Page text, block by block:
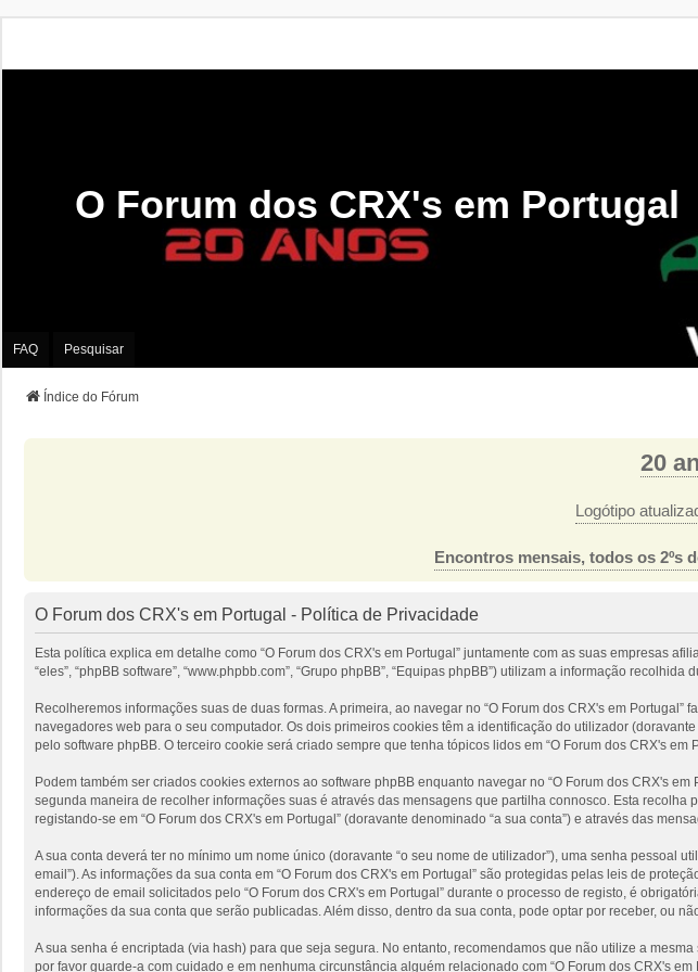
O Forum dos CRX's em Portugal
FAQ Pesquisar
Índice do Fórum
20
Logótipo
Encontros mensais, todos os 2ºs
O Forum dos CRX's em Portugal - Política de Privacidade
Esta política explica em detalhe como “O Forum dos CRX's em Portugal” juntamente com as suas empresas
“eles”, “phpBB software”, “www.phpbb.com”, “Grupo phpBB”, “Equipas phpBB”) utilizam a informação
Recolheremos informações suas de duas formas. A primeira, ao navegar no “O Forum dos CRX's em
navegadores web para o seu computador. Os dois primeiros cookies têm a identificação do utilizador
pelo software phpBB. O terceiro cookie será criado sempre que tenha tópicos lidos em “O Forum dos CRX's
Podem também ser criados cookies externos ao software phpBB enquanto navegar no “O Forum dos CRX's
segunda maneira de recolher informações suas é através das mensagens que partilha connosco. Esta
registando-se em “O Forum dos CRX's em Portugal” (doravante denominado “a sua conta”) e através das
A sua conta deverá ter no mínimo um nome único (doravante “o seu nome de utilizador”), uma senha pessoal
email”). As informações da sua conta em “O Forum dos CRX's em Portugal” são protegidas pelas leis de
endereço de email solicitados pelo “O Forum dos CRX's em Portugal” durante o processo de registo, é
informações da sua conta que serão publicadas. Além disso, dentro da sua conta, pode optar por receber, ou
A sua senha é encriptada (via hash) para que seja segura. No entanto, recomendamos que não utilize a
por favor guarde-a com cuidado e em nenhuma circunstância alguém relacionado com “O Forum dos CRX's